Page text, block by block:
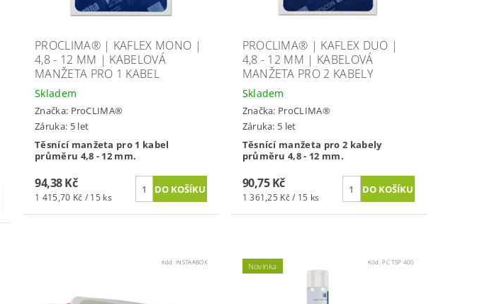
PROCLIMA® | KAFLEX MONO |
4,8 - 12 MM | KABELOVÁ
MANŽETA PRO 1 KABEL
Skladem
Značka: ProCLIMA®
Záruka: 5 let
Těsnící manžeta pro 1 kabel
průměru 4,8 - 12 mm.
94,38 Kč
1 415,70 Kč / 15 ks
PROCLIMA® | KAFLEX DUO |
4,8 - 12 MM | KABELOVÁ
MANŽETA PRO 2 KABELY
Skladem
Značka: ProCLIMA®
Záruka: 5 let
Těsnící manžeta pro 2 kabely
průměru 4,8 - 12 mm.
90,75 Kč
1 361,25 Kč / 15 ks
Kód:INSTAABOX Novinka Kód:PC TSP 400